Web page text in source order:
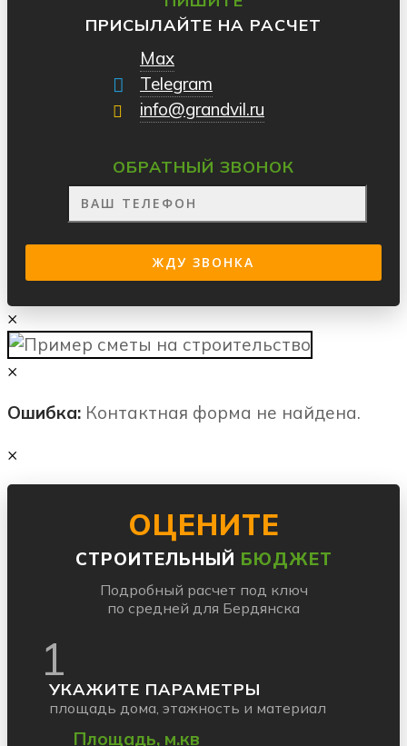
ПРИСЫЛАЙТЕ НА РАСЧЕТ
Max
Telegram
info@grandvil.ru
ОБРАТНЫЙ ЗВОНОК
×
×
Ошибка: Контактная форма не найдена.
×
ОЦЕНИТЕ
СТРОИТЕЛЬНЫЙ БЮДЖЕТ
Подробный расчет под ключ
по средней для Бердянска
1
УКАЖИТЕ ПАРАМЕТРЫ
площадь дома, этажность и материал
Площадь, м.кв